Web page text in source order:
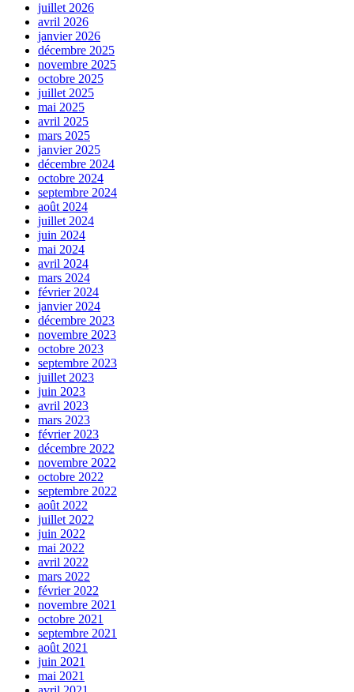
juillet 2026
avril 2026
janvier 2026
décembre 2025
novembre 2025
octobre 2025
juillet 2025
mai 2025
avril 2025
mars 2025
janvier 2025
décembre 2024
octobre 2024
septembre 2024
août 2024
juillet 2024
juin 2024
mai 2024
avril 2024
mars 2024
février 2024
janvier 2024
décembre 2023
novembre 2023
octobre 2023
septembre 2023
juillet 2023
juin 2023
avril 2023
mars 2023
février 2023
décembre 2022
novembre 2022
octobre 2022
septembre 2022
août 2022
juillet 2022
juin 2022
mai 2022
avril 2022
mars 2022
février 2022
novembre 2021
octobre 2021
septembre 2021
août 2021
juin 2021
mai 2021